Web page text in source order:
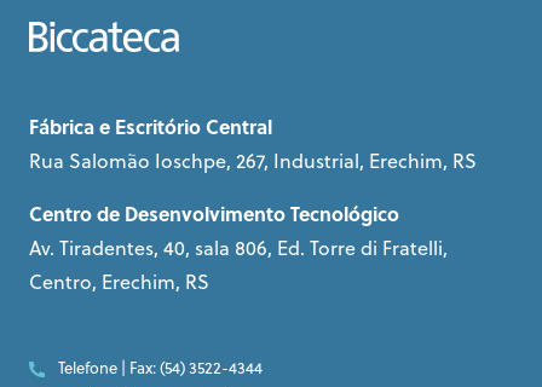
Fábrica e Escritório Central
Rua Salomão Ioschpe, 267, Industrial, Erechim, RS
Centro de Desenvolvimento Tecnológico
Av. Tiradentes, 40, sala 806, Ed. Torre di Fratelli,
Centro, Erechim, RS
Telefone | Fax: (54) 3522-4344